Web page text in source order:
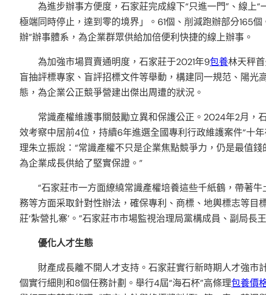
為進步辦事方便度，石家莊完成線下“只進一門”、線上
極端同時停止，達到零的境界」。61個、削減跑辦部分165
辦”辦事體系，為企業群眾供給加倍便利快捷的線上辦事。
為加強市場買賣通明度，石家莊于2021年9包養林天秤
盲抽評標專家、盲評招標文件等舉動，構建同一規范、陽
態，為企業公正競爭營建出傑出周遭的狀況。
常識產權維護事關鼓勵立異和保護公正。2024年2月，
效考察中居前4位，持續6年進選全國專利行政維護案件“十
理朱立振說：“常識產權不只是企業焦點競爭力，仍是最值
為企業成長供給了堅實保證。”
“石家莊市一方面繚繞常識產權培養這些千紙鶴，帶著
務等方面采取針對性辦法，確保專利、商標、地輿標志等
莊‘紮營扎寨’。”石家莊市市場監視治理局黨構成員、副局長
優化人才生態
財產成長離不開人才支持。石家莊實行新時期人才強市
個實行細則和8個任務計劃。舉行4屆“海石杯”高條理包養價